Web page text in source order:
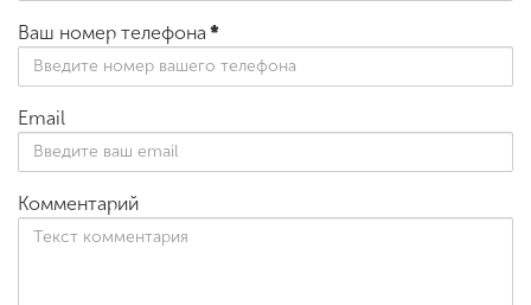
Ваш номер телефона *
Email
Комментарий